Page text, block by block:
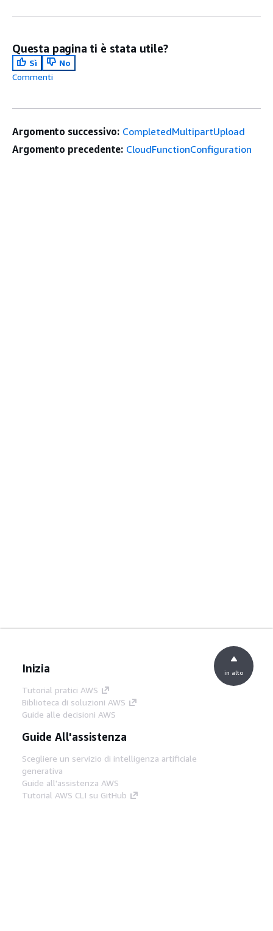
Questa pagina ti è stata utile?
Sì
No
Commenti
Argomento successivo: CompletedMultipartUpload
Argomento precedente: CloudFunctionConfiguration
Inizia
Tutorial pratici AWS
Biblioteca di soluzioni AWS
Guide alle decisioni AWS
Guide All'assistenza
Scegliere un servizio di intelligenza artificiale
generativa
Guide all'assistenza AWS
Tutorial AWS CLI su GitHub
in alto